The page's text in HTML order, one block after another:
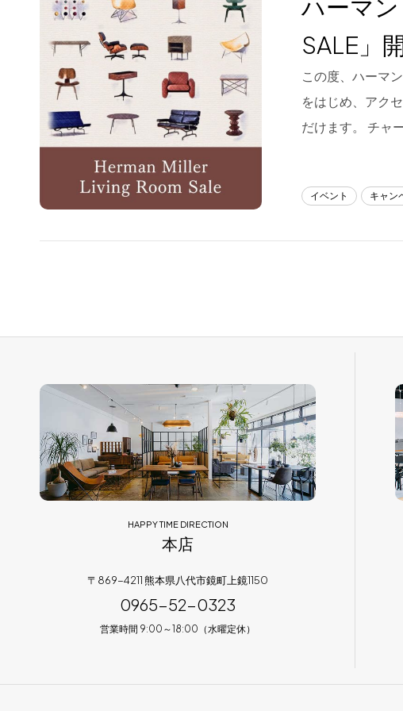
Blog
About us
for Business
Recruit
熊本店
096-274-8175
0965-45-9282
ハーマ
SALE」
この度、ハーマ
をはじめ、アク
だけます。 チャ
イベント キャン
HAPPY TIME DIRECTION
本店
〒869-4211 熊本県八代市鏡町上鏡1150
0965-52-0323
営業時間 9:00～18:00（水曜定休）